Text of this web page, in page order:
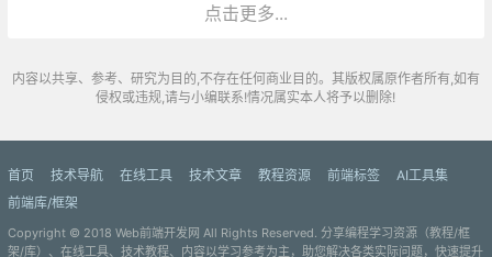
点击更多...
内容以共享、参考、研究为目的,不存在任何商业目的。其版权属原作者所有,如有
侵权或违规,请与小编联系!情况属实本人将予以删除!
首页 技术导航 在线工具 技术文章 教程资源 前端标签
AI工具集
前端库/框架